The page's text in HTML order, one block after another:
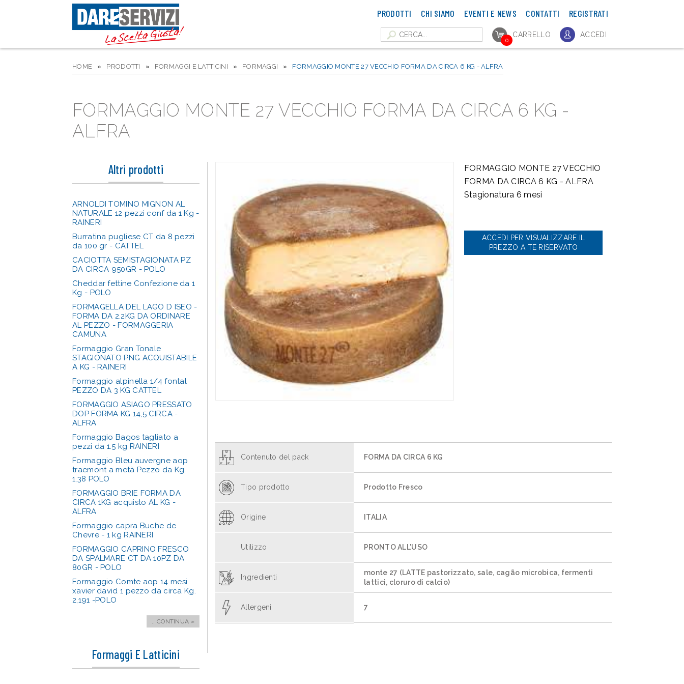
PRODOTTI CHI SIAMO EVENTI E NEWS CONTATTI REGISTRATI
CARRELLO
0
ACCEDI
HOME » PRODOTTI » FORMAGGI E LATTICINI » FORMAGGI » FORMAGGIO MONTE 27 VECCHIO FORMA DA CIRCA 6 KG - ALFRA
FORMAGGIO MONTE 27 VECCHIO FORMA DA CIRCA 6 KG -
ALFRA
FORMAGGIO MONTE 27 VECCHIO
FORMA DA CIRCA 6 KG - ALFRA
Stagionatura 6 mesi
ACCEDI PER VISUALIZZARE IL
PREZZO A TE RISERVATO
Contenuto del pack FORMA DA CIRCA 6 KG
Tipo prodotto Prodotto Fresco
Origine ITALIA
Utilizzo PRONTO ALL'USO
Ingredienti
monte 27 (LATTE pastorizzato, sale, cagão microbica, fermenti
lattici, cloruro di calcio)
Allergeni 7
Altri prodotti
ARNOLDI TOMINO MIGNON AL
NATURALE 12 pezzi conf da 1 Kg -
RAINERI
Burratina pugliese CT da 8 pezzi
da 100 gr - CATTEL
CACIOTTA SEMISTAGIONATA PZ
DA CIRCA 950GR - POLO
Cheddar fettine Confezione da 1
Kg - POLO
FORMAGELLA DEL LAGO D ISEO -
FORMA DA 2.2KG DA ORDINARE
AL PEZZO - FORMAGGERIA
CAMUNA
Formaggio Gran Tonale
STAGIONATO PNG ACQUISTABILE
A KG - RAINERI
Formaggio alpinella 1/4 fontal
PEZZO DA 3 KG CATTEL
FORMAGGIO ASIAGO PRESSATO
DOP FORMA KG 14,5 CIRCA -
ALFRA
Formaggio Bagos tagliato a
pezzi da 1.5 kg RAINERI
Formaggio Bleu auvergne aop
traemont a metà Pezzo da Kg
1,38 POLO
FORMAGGIO BRIE FORMA DA
CIRCA 1KG acquisto AL KG -
ALFRA
Formaggio capra Buche de
Chevre - 1 kg RAINERI
FORMAGGIO CAPRINO FRESCO
DA SPALMARE CT DA 10PZ DA
80GR - POLO
Formaggio Comte aop 14 mesi
xavier david 1 pezzo da circa Kg.
2,191 -POLO
...CONTINUA »
Formaggi E Latticini